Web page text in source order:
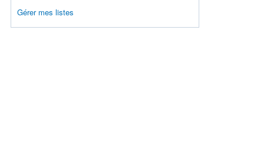
Gérer mes listes